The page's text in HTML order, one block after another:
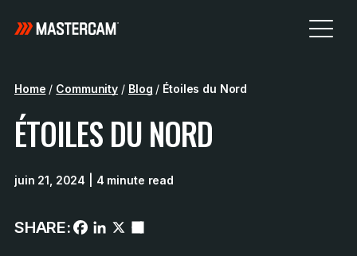
Home / Community / Blog / Étoiles du Nord
ÉTOILES DU NORD
juin 21, 2024 | 4 minute read
SHARE: